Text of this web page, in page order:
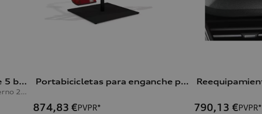
Rueda con diseño Ramus de 5 brazos A6 Avant y A6 Limousine
negro, 8,0Jx19, neumático de invierno 245/45 R19 102V XL, izquierda
Portabicicletas para enganche para remolque
874,83 €PVPR* 790,13 €PVPR*